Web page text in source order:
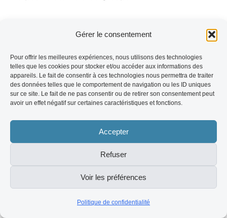
Gérer le consentement
Pour offrir les meilleures expériences, nous utilisons des technologies
telles que les cookies pour stocker et/ou accéder aux informations des
appareils. Le fait de consentir à ces technologies nous permettra de traiter
des données telles que le comportement de navigation ou les ID uniques
sur ce site. Le fait de ne pas consentir ou de retirer son consentement peut
avoir un effet négatif sur certaines caractéristiques et fonctions.
Accepter
Refuser
Voir les préférences
Politique de confidentialité
banque de la zone euro par le bilan (BNP
Paribas, Rapport Annuel 2024)
190 000 collaborateursrépartis dans 65
pays, dont plus de 70 000 travaillent hors
de France, garantissant une couverture
46,9 milliards d'euros de revenus nets
bancairesen 2023, en progression
régulière par rapport aux exercices